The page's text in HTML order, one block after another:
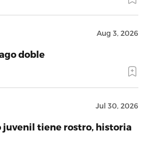
Aug 3, 2026
doble
Jul 30, 2026
juvenil tiene rostro, historia